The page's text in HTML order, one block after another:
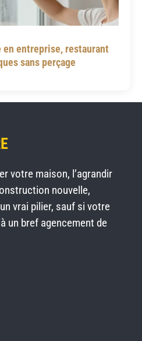
entreprise, restaurant
sans perçage
votre maison, l’agrandir
nouvelle,
vrai pilier, sauf si votre
un bref agencement de